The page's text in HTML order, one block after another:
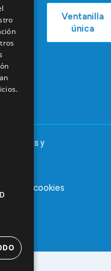
Ventanilla
única
y
de cookies